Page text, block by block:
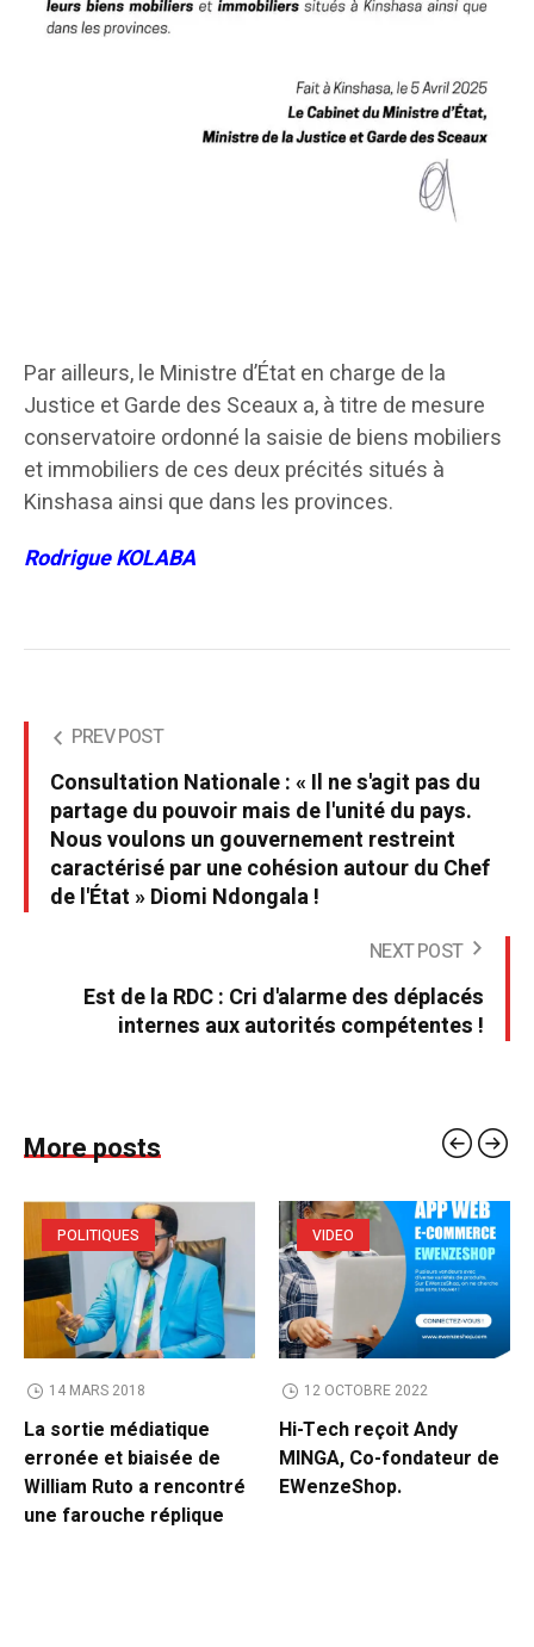
Par ailleurs, le Ministre d’État en charge de la
Justice et Garde des Sceaux a, à titre de mesure
conservatoire ordonné la saisie de biens mobiliers
et immobiliers de ces deux précités situés à
Kinshasa ainsi que dans les provinces.
Rodrigue KOLABA
PREV POST
Consultation Nationale : « Il ne s'agit pas du
partage du pouvoir mais de l'unité du pays.
Nous voulons un gouvernement restreint
caractérisé par une cohésion autour du Chef
de l'État » Diomi Ndongala !
NEXT POST
Est de la RDC : Cri d'alarme des déplacés
internes aux autorités compétentes !
More posts
POLITIQUES
14 MARS 2018
La sortie médiatique
erronée et biaisée de
William Ruto a rencontré
une farouche réplique
VIDEO
12 OCTOBRE 2022
Hi-Tech reçoit Andy
MINGA, Co-fondateur de
EWenzeShop.